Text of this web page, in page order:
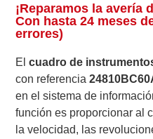
¡Reparamos la avería
Con hasta 24 meses
errores)
Elcuadro de
con referencia
en el sistema de
función es proporcionar al
la velocidad, las